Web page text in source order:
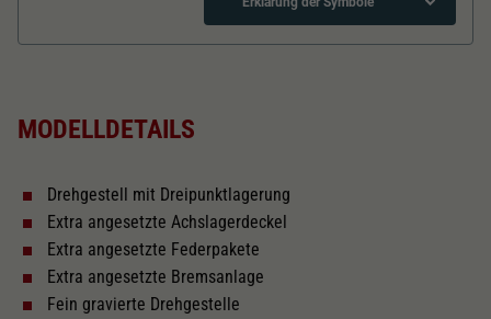
Kurzkupplungskinematik
2188
Tauschsatz für Wechselstrom
Schliessen
MODELLDETAILS
Drehgestell mit Dreipunktlagerung
Extra angesetzte Achslagerdeckel
Extra angesetzte Federpakete
Extra angesetzte Bremsanlage
Fein gravierte Drehgestelle
Zweck
Einstellungen. Unter anderem eine zufällig
generierte ID, für die historische Speicherung